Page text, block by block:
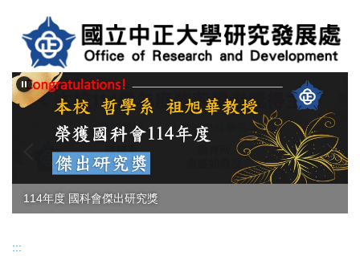
內
容
114學年度紫荊學者獎得主
114年度 國科會傑出研究獎
:::